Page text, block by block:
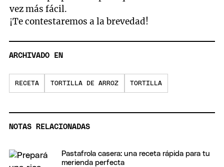
vez más fácil.
¡Te contestaremos a la brevedad!
ARCHIVADO EN
RECETA TORTILLA DE ARROZ TORTILLA
NOTAS RELACIONADAS
Pastafrola casera: una receta rápida para tu
merienda perfecta